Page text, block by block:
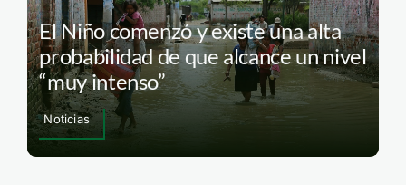
El Niño comenzó y existe una alta
probabilidad de que alcance un nivel
“muy intenso”
Noticias